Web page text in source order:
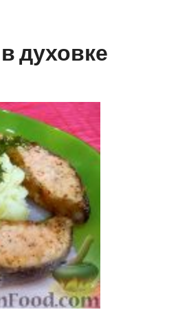
духовке